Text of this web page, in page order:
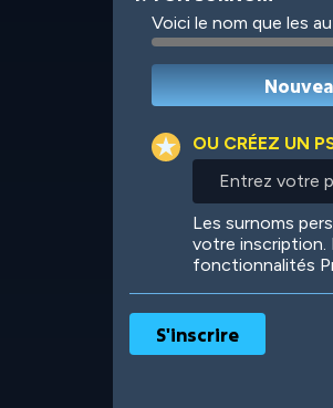
Robotic
Voici le nom que les
OU CRÉEZ UN
personnalisé
Les surnoms
votre inscription.
fonctionnalités